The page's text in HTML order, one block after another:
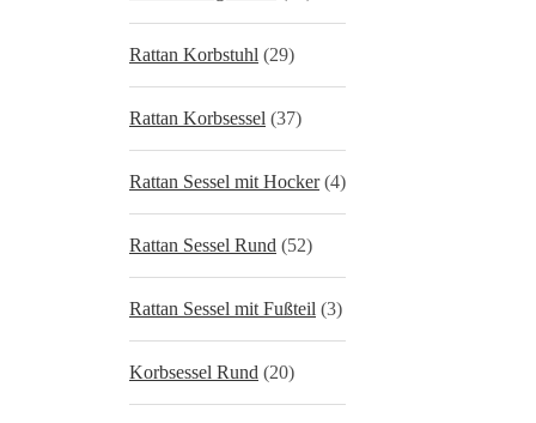
Rattan Korbstuhl (29)
Rattan Korbsessel (37)
Rattan Sessel mit Hocker (4)
Rattan Sessel Rund (52)
Rattan Sessel mit Fußteil (3)
Korbsessel Rund (20)